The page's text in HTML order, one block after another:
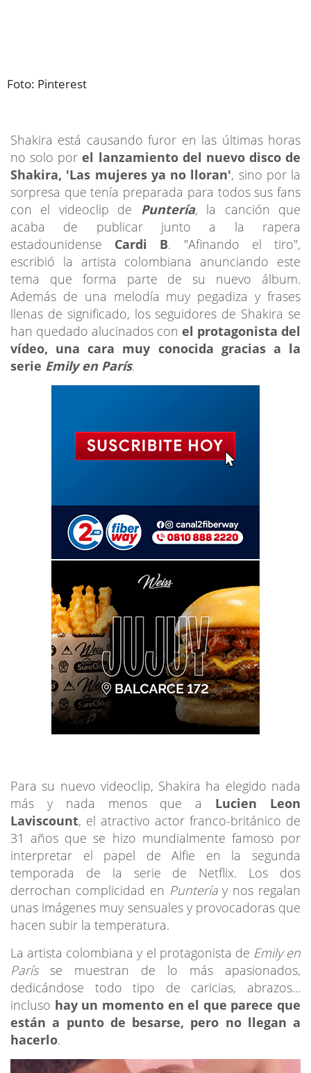
Foto: Pinterest
Shakira está causando furor en las últimas horas
no solo porel lanzamiento del nuevo disco de
Shakira, 'Las mujeres ya no lloran', sino por la
sorpresa que tenía preparada para todos sus fans
con el videoclip de Puntería, la canción que
acaba de publicar junto a la rapera
estadounidense Cardi B. "Afinando el tiro",
escribió la artista colombiana anunciando este
tema que forma parte de su nuevo álbum.
Además de una melodía muy pegadiza y frases
llenas de significado, los seguidores de Shakira se
han quedado alucinados con el protagonista del
vídeo, una cara muy conocida gracias a la
serie Emily en París.
Para su nuevo videoclip, Shakira ha elegido nada
más y nada menos que a Lucien Leon
Laviscount, el atractivo actor franco-británico de
31 años que se hizo mundialmente famoso por
interpretar el papel de Alfie en la segunda
temporada de la serie de Netflix. Los dos
derrochan complicidad en Punteríay nos regalan
unas imágenes muy sensuales y provocadoras que
hacen subir la temperatura.
La artista colombiana y el protagonista de Emily en
Parísse muestran de lo más apasionados,
dedicándose todo tipo de caricias, abrazos...
incluso hay un momento en el que parece que
están a punto de besarse, pero no llegan a
hacerlo.